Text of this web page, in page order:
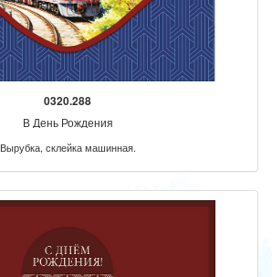
0320.288
В День Рождения
Вырубка, склейка машинная.